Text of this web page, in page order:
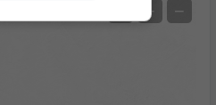
+ −